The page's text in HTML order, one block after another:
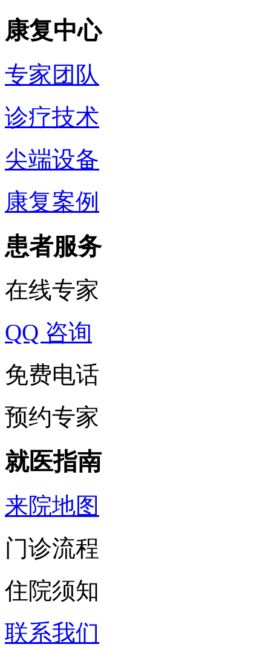
康复中心
专家团队
诊疗技术
尖端设备
康复案例
患者服务
在线专家
QQ 咨询
免费电话
预约专家
就医指南
来院地图
门诊流程
住院须知
联系我们